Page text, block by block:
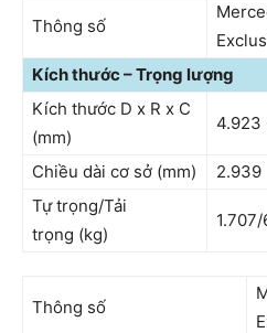
Thông số
Kích thước – Trọng lượng
Kích thước D x R x C
(mm)
4.923
Chiều dài cơ sở (mm)
2.939
Tự trọng/Tải
trọng (kg)
Thông số